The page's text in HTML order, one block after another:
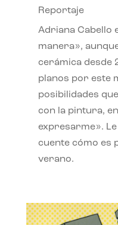
Reportaje
Adriana Cabello
manera»,
cerámica desde
planos por este
posibilidades
con la pintura,
expresarme».
cuente cómo es
verano.